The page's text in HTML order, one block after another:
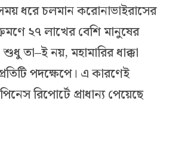
ধরে চলমান করোনাভাইরাসের
২৭ লাখের বেশি মানুষের
তা–ই নয়, মহামারির ধাক্কা
পদক্ষেপে। এ কারণেই
রিপোর্টে প্রাধান্য পেয়েছে